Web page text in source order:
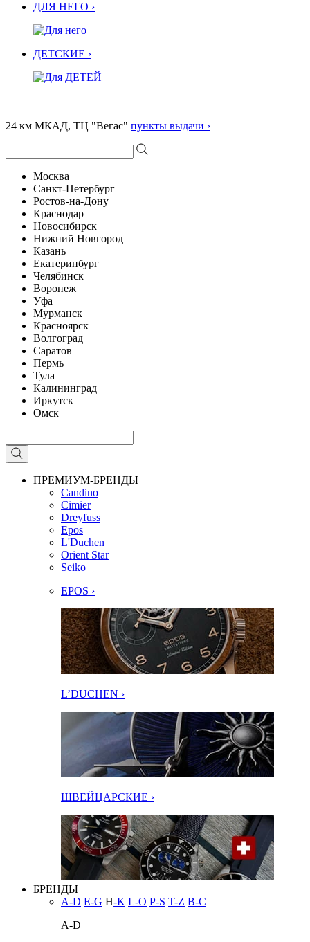
ДЛЯ НЕГО ›
ДЕТСКИЕ ›
24 км МКАД, ТЦ "Вегас" пункты выдачи ›
Москва
Санкт-Петербург
Ростов-на-Дону
Краснодар
Новосибирск
Нижний Новгород
Казань
Екатеринбург
Челябинск
Воронеж
Уфа
Мурманск
Красноярск
Волгоград
Саратов
Пермь
Тула
Калининград
Иркутск
Омск
ПРЕМИУМ-БРЕНДЫ
Candino
Cimier
Dreyfuss
Epos
L'Duchen
Orient Star
Seiko
EPOS ›
L’DUCHEN ›
ШВЕЙЦАРСКИЕ ›
БРЕНДЫ
A-D E-G H-K L-O P-S T-Z В-С
A-D